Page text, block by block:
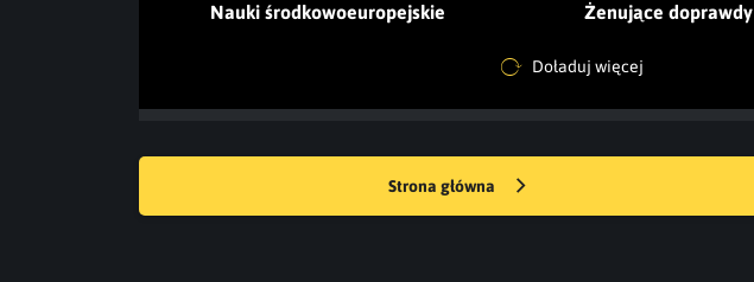
Nauki środkowoeuropejskie Żenujące doprawdy
Doładuj więcej
Strona główna